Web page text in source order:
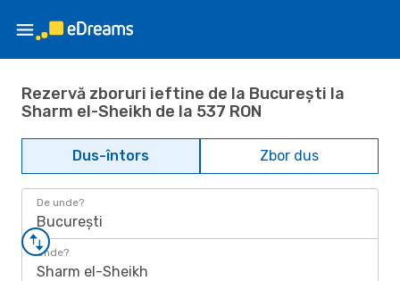
Rezervă zboruri ieftine de la București la
Sharm el-Sheikh de la 537 RON
Dus-întors Zbor dus
De unde?
București
Unde?
Sharm el-Sheikh